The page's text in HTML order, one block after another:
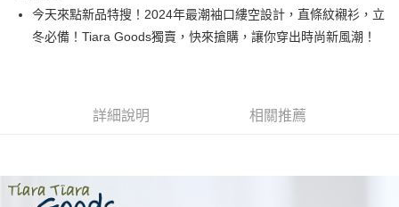
Apple Pay
街口支付
AFTEE先享後付
相關說明
今天來點新品特搜！2024年最潮袖口縷空設計，直條紋襯衫，立
冬必備！Tiara Goods獨賣，快來搶購，讓你穿出時尚新風潮！
詳細說明 相關推薦